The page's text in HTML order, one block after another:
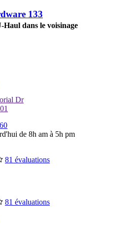
133
Haul dans le voisinage
Dr
de 8h am à 5h pm
81 évaluations
81 évaluations